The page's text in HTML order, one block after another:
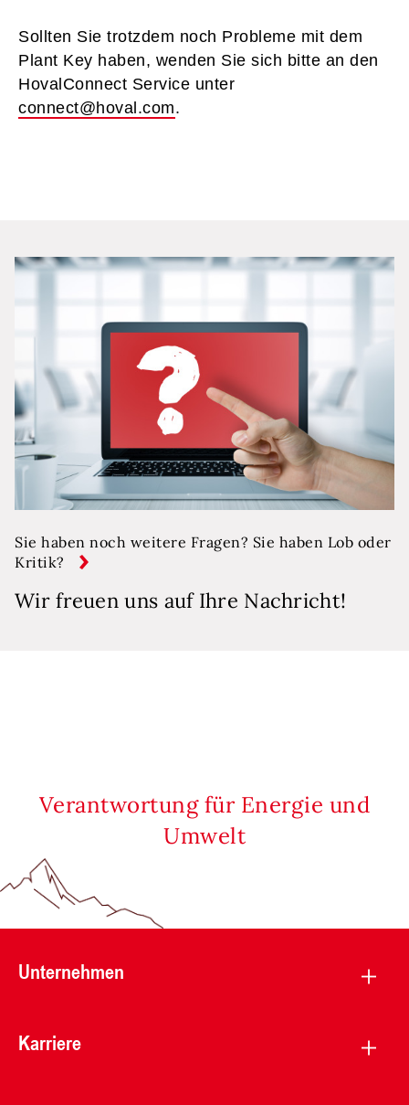
Sollten Sie trotzdem noch Probleme mit dem
Plant Key haben, wenden Sie sich bitte an den
HovalConnect Service unter
connect@hoval.com.
Sie haben noch weitere Fragen? Sie haben Lob oder
Kritik?
Wir freuen uns auf Ihre Nachricht!
Verantwortung für Energie und
Umwelt
Unternehmen
Karriere